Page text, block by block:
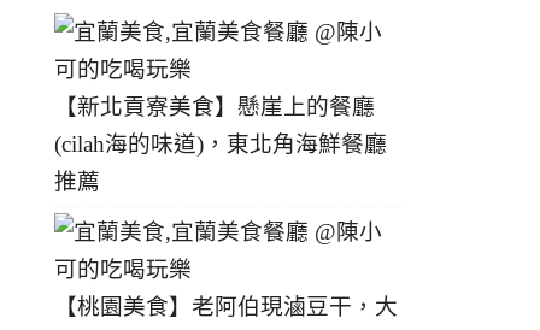
【新北貢寮美食】懸崖上的餐廳
(cilah海的味道)，東北角海鮮餐廳
推薦
【桃園美食】老阿伯現滷豆干，大